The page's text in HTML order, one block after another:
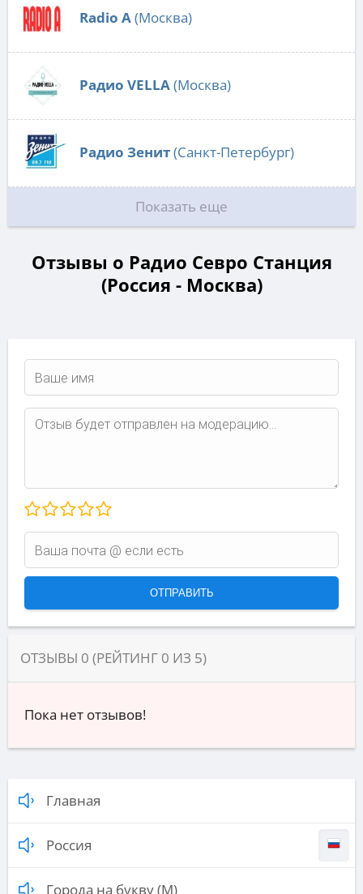
Radio А(Москва)
Радио VELLA(Москва)
Радио Зенит(Санкт-Петербург)
Показать еще
Отзывы о Радио Севро Станция
(Россия - Москва)
ОТЗЫВЫ 0 (РЕЙТИНГ 0 ИЗ 5)
Пока нет отзывов!
Главная
Россия
Города на букву (М)